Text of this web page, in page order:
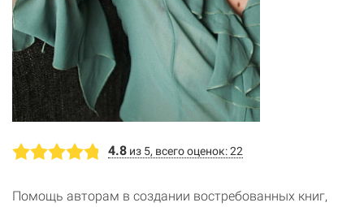
4.8 из 5, всего оценок: 22
Помощь авторам в создании востребованных книг,